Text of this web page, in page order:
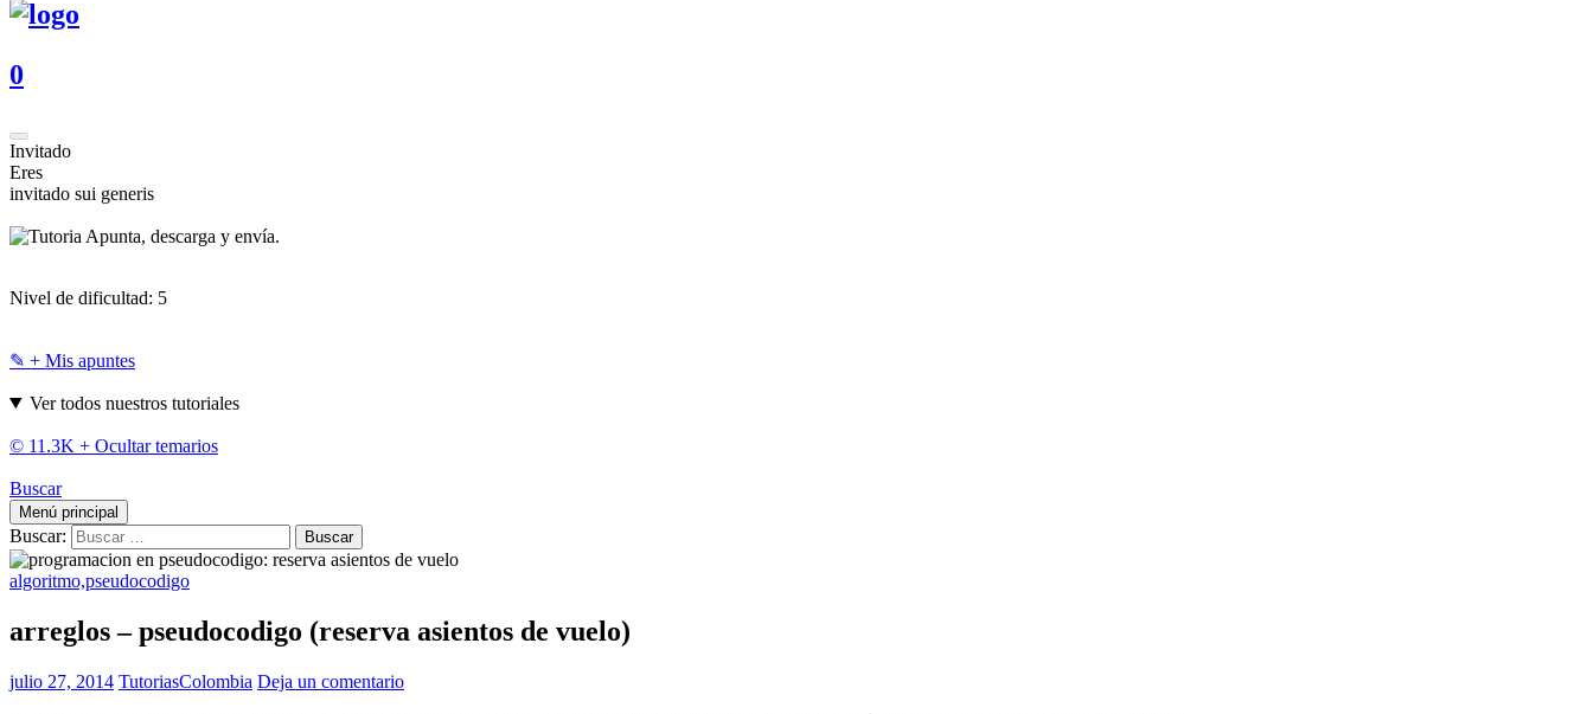
0
Invitado
Eres
invitado sui generis
Apunta, descarga y envía.
Nivel de dificultad: 5
✎ + Mis apuntes
Ver todos nuestros tutoriales
© 11.3K + Ocultar temarios
Buscar
Menú principal
Buscar:
algoritmo,pseudocodigo
arreglos – pseudocodigo (reserva asientos de vuelo)
julio 27, 2014 TutoriasColombia Deja un comentario